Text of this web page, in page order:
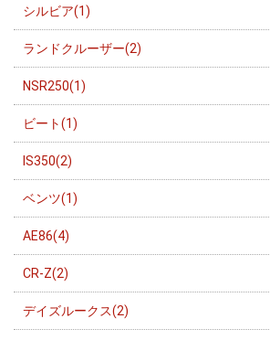
シルビア(1)
ランドクルーザー(2)
NSR250(1)
ビート(1)
IS350(2)
ベンツ(1)
AE86(4)
CR-Z(2)
デイズルークス(2)